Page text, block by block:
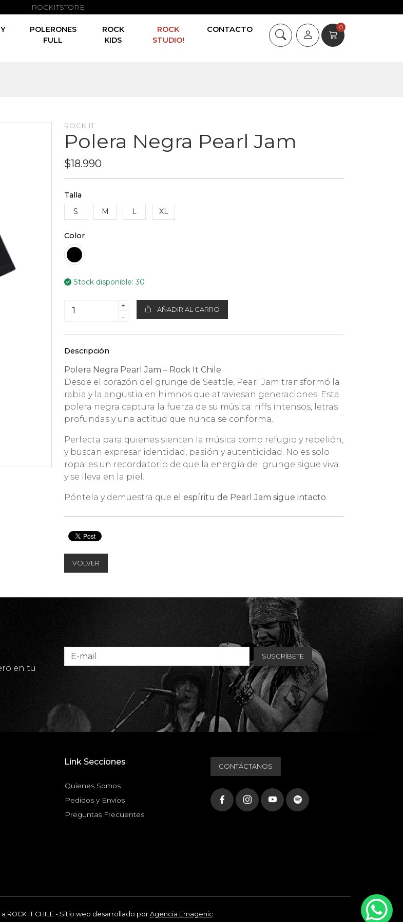
ROCKITSTORE
POLERONES
FULL
ROCK
KIDS
ROCK
STUDIO!
CONTACTO 0
ROCK IT
Polera Negra Pearl Jam
$18.990
Talla
S
M L XL
Color
Stock disponible:30
+
-
AÑADIR AL CARRO
Descripción
Polera Negra Pearl Jam – Rock It Chile
Desde el corazón del grunge de Seattle, Pearl Jam transformó la
rabia y la angustia en himnos que atraviesan generaciones. Esta
polera negra captura la fuerza de su música: riffs intensos, letras
profundas y una actitud que nunca se conforma.
Perfecta para quienes sienten la música como refugio y rebelión,
y buscan expresar identidad, pasión y autenticidad. No es solo
ropa: es un recordatorio de que la energía del grunge sigue viva
y se lleva en la piel.
Póntela y demuestra que el espíritu de Pearl Jam sigue intacto
VOLVER
en tu
Link Secciones
Quienes Somos
Pedidos y Envíos
Preguntas Frecuentes
CONTÁCTANOS
ROCK IT CHILE - Sitio web desarrollado por Agencia Emagenic